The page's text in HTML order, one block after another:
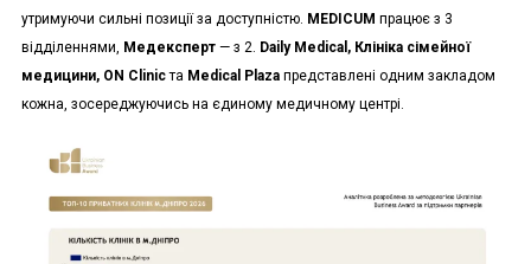
утримуючи сильні позиції за доступністю. MEDICUM працює з 3
відділеннями, Медексперт — з 2. Daily Medical, Клініка сімейної
медицини, ON Clinicта Medical Plazaпредставлені одним закладом
кожна, зосереджуючись на єдиному медичному центрі.